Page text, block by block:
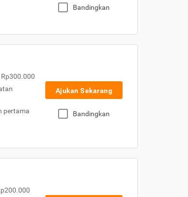
Bandingkan
pertama
Ajukan Sekarang
Bandingkan